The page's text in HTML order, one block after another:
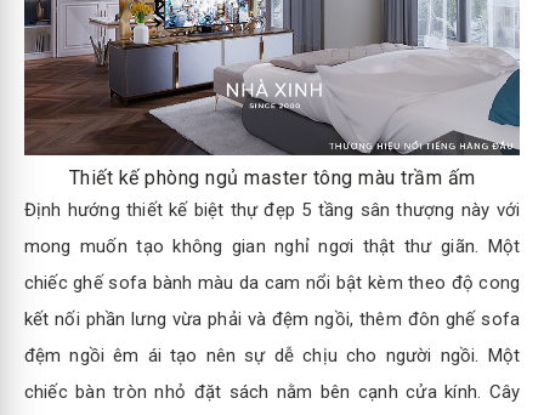
Thiết kế phòng ngủ master tông màu trầm ấm
Định hướng thiết kế biệt thự đẹp 5 tầng sân thượng này với
mong muốn tạo không gian nghỉ ngơi thật thư giãn. Một
chiếc ghế sofa bành màu da cam nổi bật kèm theo độ cong
kết nối phần lưng vừa phải và đệm ngồi, thêm đôn ghế sofa
đệm ngồi êm ái tạo nên sự dễ chịu cho người ngồi. Một
chiếc bàn tròn nhỏ đặt sách nằm bên cạnh cửa kính. Cây